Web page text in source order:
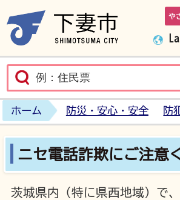
や
ホーム 防災・安心・安全 防
ニセ電話詐欺にご注意
茨城県内（特に県西地域）で